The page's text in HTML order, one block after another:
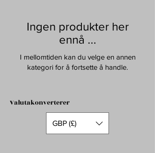
Ingen produkter her
ennå ...
I mellomtiden kan du velge en annen
kategori for å fortsette å handle.
Valutakonverterer
GBP (£)